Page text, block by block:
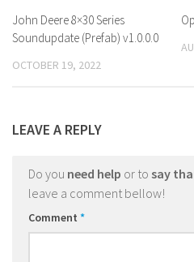
John Deere 8×30 Series
Soundupdate (Prefab) v1.0.0.0
OCTOBER 19, 2022
LEAVE A REPLY
Do you need help or to say
leave a comment bellow!
Comment *